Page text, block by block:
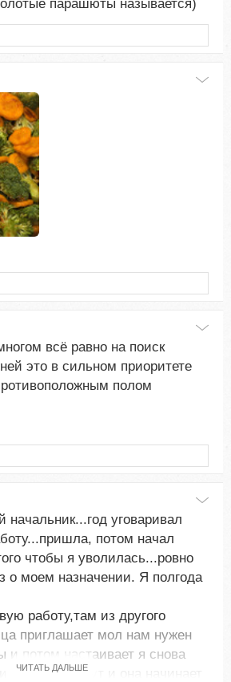
парашюты называется)
всё равно на поиск
это в сильном приоритете
полом
начальник...год уговаривал
потом начал
чтобы я уволилась...ровно
о моем назначении. Я полгода
работу,там из другого
приглашает мол нам нужен
и потом настаивает я снова
работать и тут и она начинает
ЧИТАТЬ ДАЛЬШЕ